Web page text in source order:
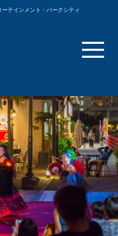
テインメント・パークシティ